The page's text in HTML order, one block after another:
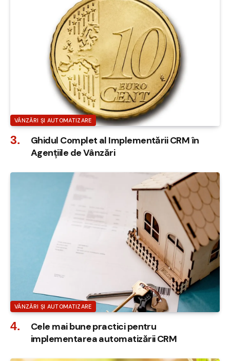
VÂNZĂRI ȘI AUTOMATIZARE
Ghidul Complet al Implementării CRM în
Agențiile de Vânzări
VÂNZĂRI ȘI AUTOMATIZARE
Cele mai bune practici pentru
implementarea automatizării CRM